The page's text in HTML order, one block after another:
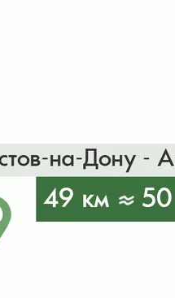
от 280₽ в наличии 0 шт
Подробнее